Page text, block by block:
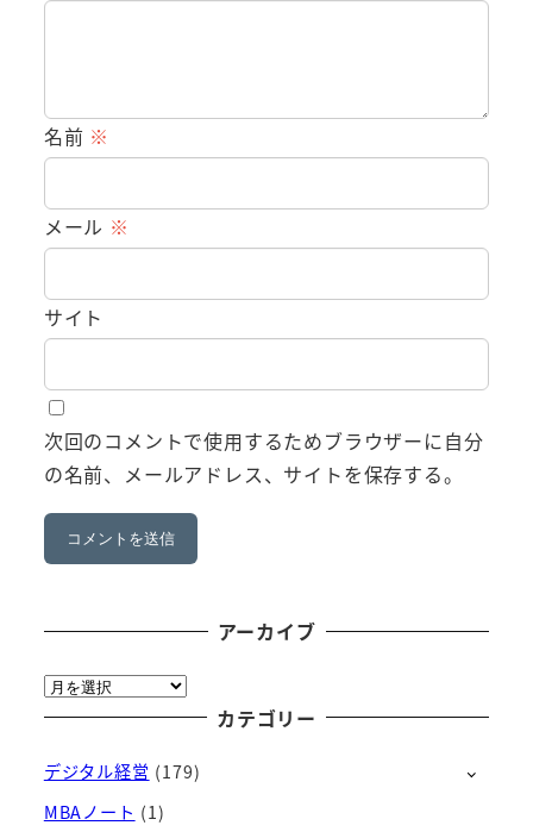
名前 ※
メール ※
サイト
次回のコメントで使用するためブラウザーに自分
の名前、メールアドレス、サイトを保存する。
アーカイブ
ア
ー
イ
ブ
カテゴリー
デジタル経営 (179)
MBAノート (1)